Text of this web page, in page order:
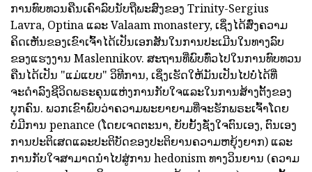
ການທົບທວນຄືນເຄົາລົບນັບຖືພະສົງຂອງ Trinity-Sergius
Lavra, Optina ແລະ Valaam monastery, ເຊິ່ງໄດ້ສົ່ງຄວາມ
ຄິດເຫັນຂອງເຂົາເຈົ້າໄດ້ເປັນເອກສັນໃນການປະເມີນໃນທາງລົບ
ຂອງແຮງງານ Maslennikov. ສະຖານທີ່ພົບທົ່ວໄປໃນການທົບທວນ
ຄືນໄດ້ເປັນ "ແມ່ແບບ" ວິທີການ, ເຊິ່ງເຮັດໃຫ້ມັນເປັນໄປບໍ່ໄດ້ທີ່
ຈະດໍາລົງຊີວິດພຣະຄຸນແຫ່ງການກັບໃຈແລະໃນການສ້າງຕັ້ງຂອງ
ບຸກຄົນ. ພວກເຂົາພົບວ່າຄວາມພະຍາຍາມທີ່ຈະຮັກພຣະເຈົ້າໂດຍ
ບໍ່ມີການ penance (ໂດຍເຈດຕະນາ, ຍັບຍັ້ງຊັ່ງໃຈຕົນເອງ, ຕົນເອງ
ການປະຕິເສດແລະປະຕິບັດຂອງປະຕິຍານຄວາມຫຍຸ້ງຍາກ) ແລະ
ການກັບໃຈສາມາດນໍາໄປສູ່ການ hedonism ທາງວິນຍານ (ຄວາມ